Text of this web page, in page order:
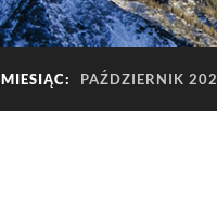
MIESIĄC: PAŹDZIERNIK